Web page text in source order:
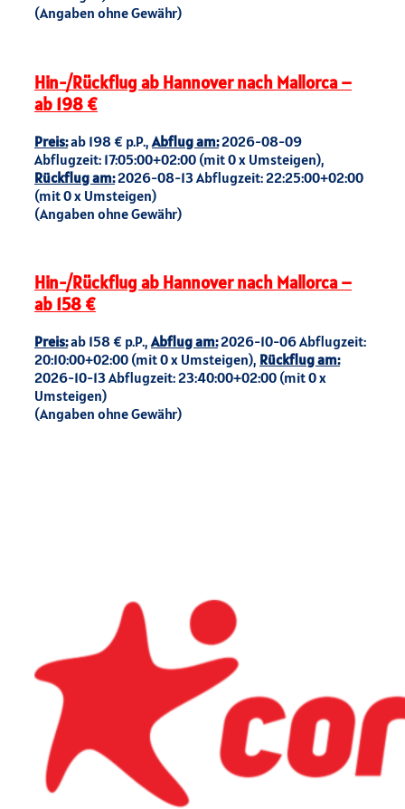
(Angaben ohne Gewähr)
Hin-/Rückflug ab Hannover nach Mallorca –
ab 198 €
Preis:ab 198 € p.P., Abflug am:2026-08-09
Abflugzeit: 17:05:00+02:00 (mit 0 x Umsteigen),
Rückflug am:2026-08-13 Abflugzeit: 22:25:00+02:00
(mit 0 x Umsteigen)
(Angaben ohne Gewähr)
Hin-/Rückflug ab Hannover nach Mallorca –
ab 158 €
Preis:ab 158 € p.P.,Abflug am:2026-10-06 Abflugzeit:
20:10:00+02:00 (mit 0 x Umsteigen), Rückflug am:
2026-10-13 Abflugzeit: 23:40:00+02:00 (mit 0 x
Umsteigen)
(Angaben ohne Gewähr)